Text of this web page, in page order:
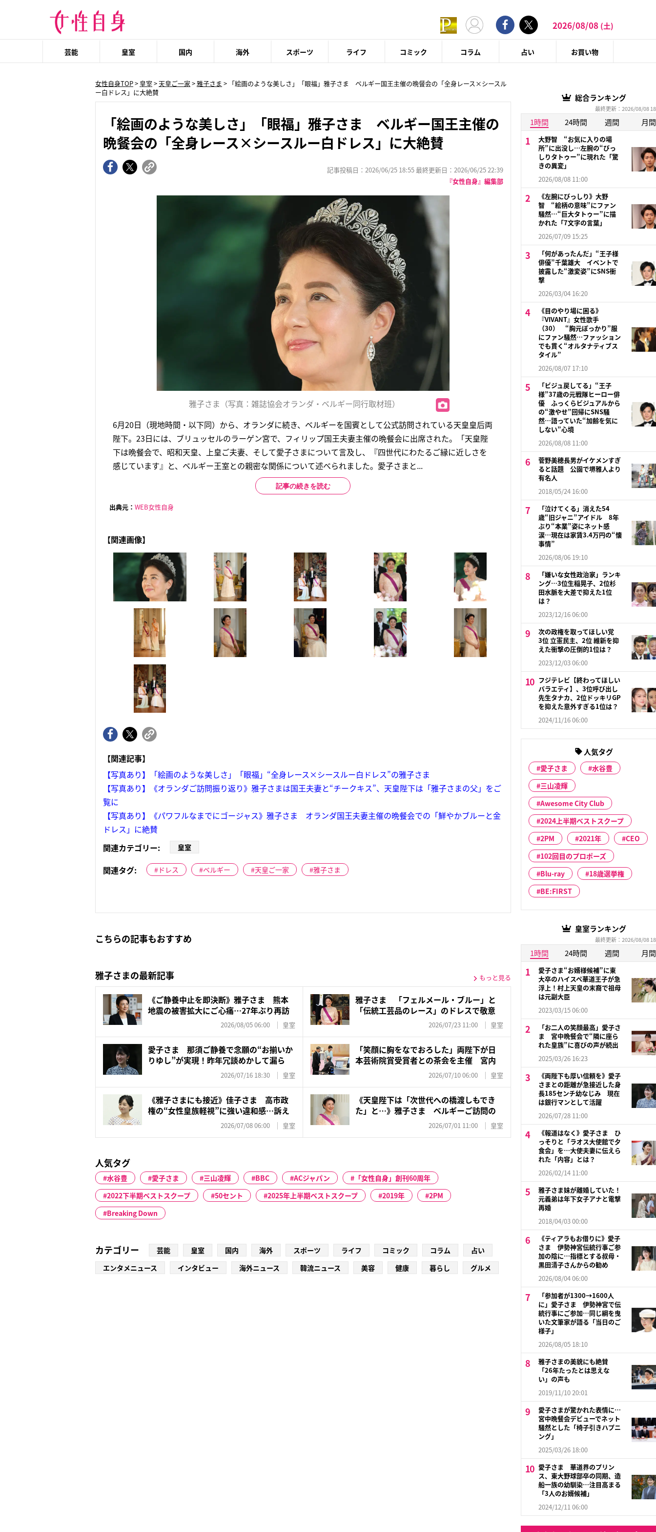
2026/08/08 (土)
芸能 皇室 国内 海外 スポーツ ライフ コミック コラム 占い お買い物
女性自身TOP> 皇室>天皇ご一家 >雅子さま > 「絵画のような美しさ」「眼福」雅子さま ベルギー国王主催の晩餐会の「全身レース×シースル
ー白ドレス」に大絶賛
「絵画のような美しさ」「眼福」雅子さま ベルギー国王主催の
晩餐会の「全身レース×シースルー白ドレス」に大絶賛
記事投稿日：2026/06/25 18:55 最終更新日：2026/06/25 22:39
『女性自身』編集部
雅子さま（写真：雑誌協会オランダ・ベルギー同行取材班）
6月20日（現地時間・以下同）から、オランダに続き、ベルギーを国賓として公式訪問されている天皇皇后両
陛下。23日には、ブリュッセルのラーゲン宮で、フィリップ国王夫妻主催の晩餐会に出席された。「天皇陛
下は晩餐会で、昭和天皇、上皇ご夫妻、そして愛子さまについて言及し、『四世代にわたるご縁に近しさを
感じています』と、ベルギー王室との親密な関係について述べられました。愛子さまと...
記事の続きを読む
出典元： WEB女性自身
【関連画像】
【関連記事】
【写真あり】「絵画のような美しさ」「眼福」“全身レース×シースルー白ドレス”の雅子さま
【写真あり】《オランダご訪問振り返り》雅子さまは国王夫妻と“チークキス”、天皇陛下は「雅子さまの父」をご
覧に
【写真あり】《パワフルなまでにゴージャス》雅子さま オランダ国王夫妻主催の晩餐会での「鮮やかブルーと金
ドレス」に絶賛
関連カテゴリー:
皇室
関連タグ: ドレス ベルギー 天皇ご一家 雅子さま
こちらの記事もおすすめ
雅子さまの最新記事 もっと見る
《ご静養中止を即決断》雅子さま 熊本
地震の被害拡大にご心痛…27年ぶり再訪
2026/08/05 06:00 皇室
雅子さま 「フェルメール・ブルー」と
「伝統工芸品のレース」のドレスで敬意
2026/07/23 11:00 皇室
愛子さま 那須ご静養で念願の“お揃いか
りゆし”が実現！昨年冗談めかして漏ら
2026/07/16 18:30 皇室
「笑顔に胸をなでおろした」両陛下が日
本芸術院賞受賞者との茶会を主催 宮内
2026/07/10 06:00 皇室
《雅子さまにも接近》佳子さま 高市政
権の“女性皇族軽視”に強い違和感…訴え
2026/07/08 06:00 皇室
《天皇陛下は「次世代への橋渡しもでき
た」と…》雅子さま ベルギーご訪問の
2026/07/01 11:00 皇室
人気タグ
水谷豊 愛子さま 三山凌輝 BBC ACジャパン
「女性自身」創刊60周年
2022下半期ベストスクープ
50セント 2025年上半期ベストスクープ 2019年
2PM
Breaking Down
カテゴリー 芸能 皇室 国内 海外 スポーツ ライフ コミック コラム
占い
エンタメニュース
インタビュー 海外ニュース 韓流ニュース 美容 健康 暮らし グルメ
総合ランキング
最終更新：2026/08/08
1時間 24時間 週間 月間
大野智 “お気に入りの場
所”に出没し…左腕の“びっ
しりタトゥー”に現れた「驚
きの異変」
2026/08/08 11:00
《左腕にびっしり》大野
智 “絵柄の意味”にファン
騒然…“巨大タトゥー”に描
かれた「7文字の言葉」
2026/07/09 15:25
「何があったんだ」“王子様
俳優”千葉雄大 イベントで
披露した“激変姿”にSNS衝
撃
2026/03/04 16:20
《目のやり場に困る》
『VIVANT』女性歌手
（30） “胸元ぽっかり”服
にファン騒然…ファッション
でも貫く“オルタナティブス
タイル”
2026/08/07 17:10
「ビジュ戻してる」“王子
様”37歳の元戦隊ヒーロー俳
優 ふっくらビジュアルから
の“激やせ”回帰にSNS騒
然…語っていた“加齢を気に
しない”心境
2026/08/08 11:00
菅野美穂長男がイケメンすぎ
ると話題 公園で堺雅人より
有名人
2018/05/24 16:00
「泣けてくる」消えた54
歳“旧ジャニ”アイドル 8年
ぶり“本業”姿にネット感
涙…現在は家賃3.4万円の“懐
事情”
2026/08/06 19:10
「嫌いな女性政治家」ランキ
ング…3位生稲晃子、2位杉
田水脈を大差で抑えた1位
は？
2023/12/16 06:00
次の政権を取ってほしい党
3位 立憲民主、2位 維新を抑
えた衝撃の圧倒的1位は？
2023/12/03 06:00
フジテレビ【終わってほしい
バラエティ】、3位呼び出し
先生タナカ、2位ドッキリGP
を抑えた意外すぎる1位は？
2024/11/16 06:00
人気タグ
愛子さま
水谷豊
三山凌輝
Awesome City Club
2024上半期ベストスクープ
2PM
2021年
CEO
102回目のプロポーズ
Blu-ray
18歳選挙権
BE:FIRST
皇室ランキング
最終更新：2026/08/08
1時間 24時間 週間 月間
愛子さま“お婿様候補”に東
大卒のハイスペ華道王子が急
浮上！村上天皇の末裔で祖母
は元副大臣
2023/03/15 06:00
「お二人の笑顔最高」愛子さ
ま 宮中晩餐会で“隣に座ら
れた皇族”に喜びの声が続出
2025/03/26 16:23
《両陛下も厚い信頼を》愛子
さまとの距離が急接近した身
長185センチ幼なじみ 現在
は銀行マンとして活躍
2026/07/28 11:00
《報道はなく》愛子さま ひ
っそりと「ラオス大使館で夕
食会」を…大使夫妻に伝えら
れた「内容」とは？
2026/02/14 11:00
雅子さま妹が離婚していた！
元義弟は年下女子アナと電撃
再婚
2018/04/03 00:00
《ティアラもお借りに》愛子
さま 伊勢神宮伝統行事ご参
加の陰に…指標とする叔母・
黒田清子さんからの勧め
2026/08/04 06:00
「参加者が1300→1600人
に」愛子さま 伊勢神宮で伝
統行事にご参加…同じ綱を曳
いた文筆家が語る「当日のご
様子」
2026/08/05 18:10
雅子さまの美貌にも絶賛
「26年たったとは思えな
い」の声も
2019/11/10 20:01
愛子さまが驚かれた表情に…
宮中晩餐会デビューでネット
騒然とした「椅子引きハプニ
ング」
2025/03/26 18:00
愛子さま 華道界のプリン
ス、東大野球部卒の同期、造
船一族の幼馴染…注目高まる
「3人のお婿候補」
2024/12/11 06:00